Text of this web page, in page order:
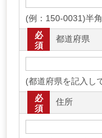
(例：150-0031)半
都道府県
必
須
(都道府県を記入し
住所
必
須